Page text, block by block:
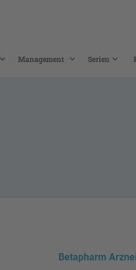
Management Serien
Betapharm